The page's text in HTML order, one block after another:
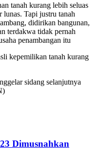
tanah kurang lebih seluas
Tapi justru tanah
didirikan bangunan,
terdakwa tidak pernah
penambangan itu
kepemilikan tanah kurang
sidang selanjutnya
Dimusnahkan